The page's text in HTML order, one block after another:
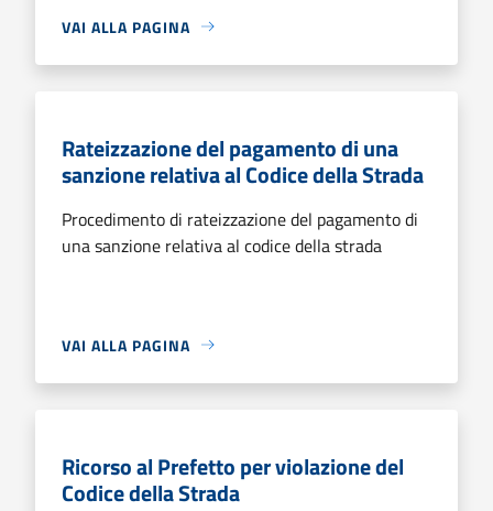
VAI ALLA PAGINA
Rateizzazione del pagamento di una
sanzione relativa al Codice della Strada
Procedimento di rateizzazione del pagamento di
una sanzione relativa al codice della strada
VAI ALLA PAGINA
Ricorso al Prefetto per violazione del
Codice della Strada